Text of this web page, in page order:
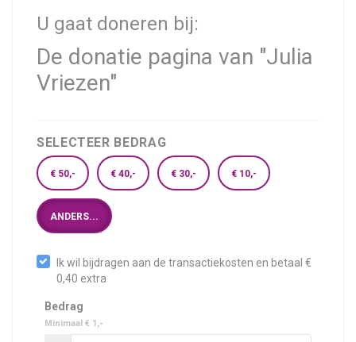
U gaat doneren bij:
De donatie pagina van "Julia
Vriezen"
SELECTEER BEDRAG
€ 50,- € 40,- € 30,- € 10,-
ANDERS...
Ik wil bijdragen aan de transactiekosten en betaal €
0,40 extra
Bedrag
Minimaal € 1,-